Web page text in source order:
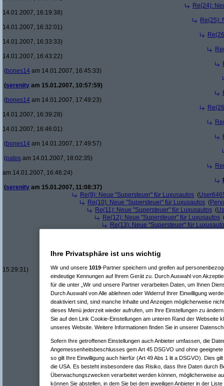
Re(24):
14.01.2007, 16:19:38)
Re(25):
14.01.2007, 16:32:01)
14.01.2007, 16:33:33)
14.01.2007, 16:43:22)
(bones14 am 14.01.2007, 16:45:33)
(serenity am 15.01.2007, 10:57:59)
(bones14 am 14.01.2007, 17:49:23)
14.01.2007, 16:39:28)
14.01.2007, 16:46:01)
(bones14 am 14.01.2007, 17:49:57)
(patos am 14.01.2007, 18:02:35)
am 14.01.2007, 16:46:24)
(serenity am 15.01.2007, 11:08:37)
Re(9): Neue "Supersteuer" für Luxusautos (
Re(10): Neue "Supersteuer" für Luxusautos (
Re(11): Neue "Supersteuer" für Luxusautos (
Re(12): Neue "Supersteuer" für Luxusautos
Re(13): Neue "Supersteuer" für
Re(17): Neue "Supersteuer"
15:29:31)
Re(9): Neue "Supersteuer" für Luxusautos(thEam
Re(10): Neue "Supersteuer" für Luxusautos(
Re(8): Neue "Supersteuer" für Luxusautos(\/
Re(7): Neue "Supersteuer" für Luxusautos(Roliboliam
Re(7): Neue "Supersteuer" für Luxusautos (
am
Re(5): Neue "Supersteuer" für Luxusautos
bootlegam
Re(6): Neue "Supersteuer" für Luxusautos (Pervasiveam
Re(7): Neue "Supersteuer" für Luxusautos (bootlegam
Re(8): Neue "Supersteuer" für Luxusautos
Pervasive
Re(9): Neue "Supersteuer" für Luxusautos(bootleg
Re(10): Neue "Supersteuer" für Luxusautos(
Re(11): Neue "Supersteuer" für Luxusautos(
Re(12): Neue "Supersteuer" für Luxusautos
Re(13): Neue "Supersteuer" für
Re(14): Neue "Supersteuer" für
Ihre Privatsphäre ist uns wichtig
Wir und unsere 1019-Partner speichern und greifen auf
eindeutige Kennungen auf Ihrem Gerät zu. Durch Auswahl von
für die unter „Wir und unsere Partner verarbeiten Daten, um Ihnen
Durch Auswahl von Alle ablehnen oder Widerruf Ihrer Einwilligung
deaktiviert sind, sind manche Inhalte und Anzeigen möglicherweise
dieses Menü jederzeit wieder aufrufen, um Ihre Einstellungen zu
Sie auf den Link Cookie-Einstellungen am unteren Rand der Webseite
unseres Website. Weitere Informationen finden Sie in unserer
Sofern Ihre getroffenen Einstellungen auch Anbieter umfassen, die
Angemessenheitsbeschlusses gem Art 45 DSGVO und ohne
so gilt Ihre Einwilligung auch hierfür (Art 49 Abs 1 lit a DSGVO). Dies
die USA. Es besteht insbesondere das Risiko, dass Ihre Daten durch
Überwachungszwecken verarbeitet werden können, möglicherweise
können Sie abstellen, in dem Sie bei dem jeweiligen Anbieter in der